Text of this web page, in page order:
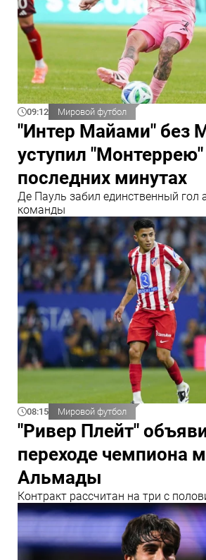
09:12 Мировой футбол
"Интер Майами" без
уступил "Монтеррею"
последних минутах
Де Пауль забил единственный гол
команды
08:15 Мировой футбол
"Ривер Плейт"
переходе чемпиона
Альмады
Контракт рассчитан на три с